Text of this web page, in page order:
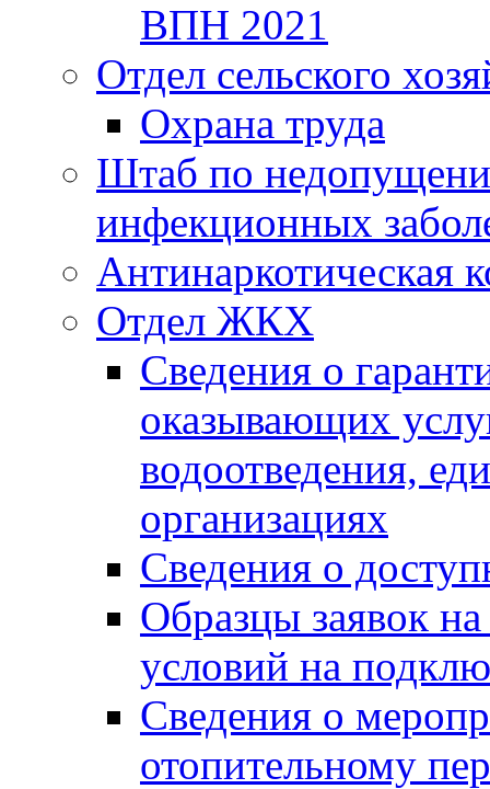
ВПН 2021
Отдел сельского
Охрана труда
Штаб по
инфекционных
Антинаркотическая
Отдел ЖКХ
Сведения о
оказывающих
водоотведения,
организациях
Сведения о
Образцы заявок
условий на
Сведения о
отопительному